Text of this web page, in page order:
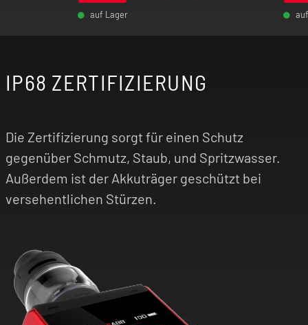
Das AEGIS Touch T200 + Z Sub Ohm 2021 Tank
auf Lager
IP68 ZERTIFIZIERUNG
Die Zertifizierung sorgt für einen Schutz
gegenüber Schmutz, Staub, und Spritzwasser.
Außerdem ist der Akkuträger geschützt bei
versehentlichen Stürzen.